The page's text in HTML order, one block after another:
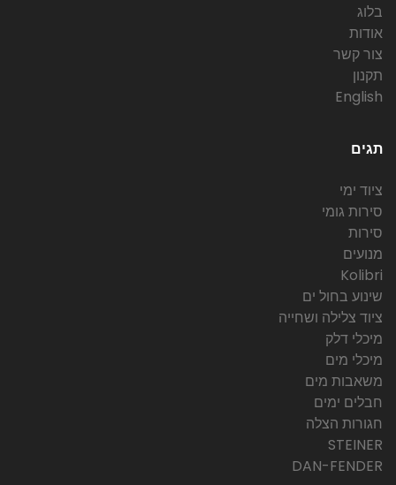
בלוג
אודות
צור קשר
תקנון
English
תגים
ציוד ימי
סירות גומי
סירות
מנועים
Kolibri
שינוע בחול ים
ציוד צלילה ושחייה
מיכלי דלק
מיכלי מים
משאבות מים
חבלים ימים
חגורות הצלה
STEINER
DAN-FENDER